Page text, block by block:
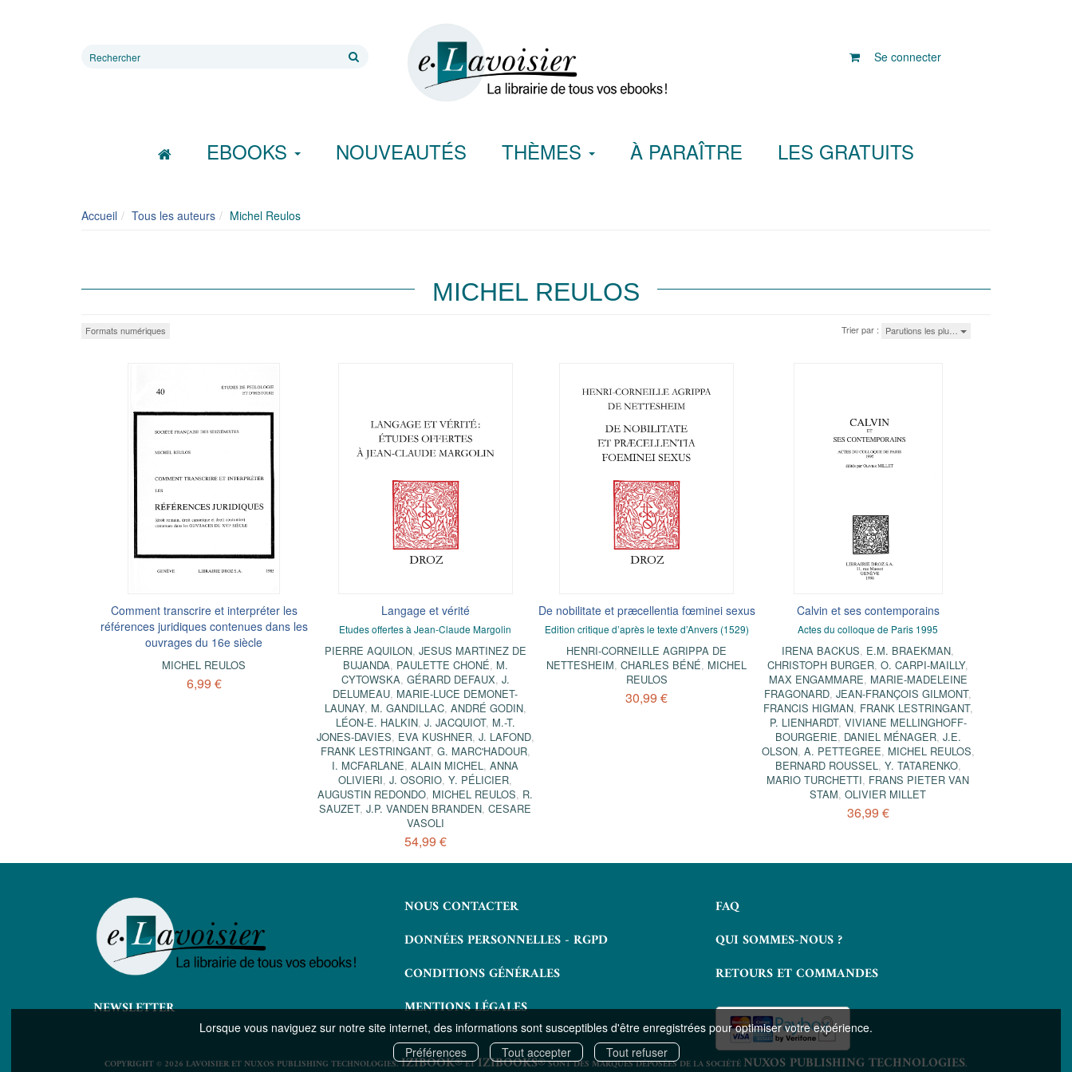
Lorsque vous naviguez sur notre site internet, des informations sont susceptibles d'être enregistrées pour optimiser votre expérience.
Préférences
Tout accepter Tout refuser
Rechercher
Se connecter
EBOOKS NOUVEAUTÉS THÈMES À PARAÎTRE LES GRATUITS
Accueil Tous les auteurs Michel Reulos
MICHEL REULOS
Formats numériques Trier par : Parutions les plu…
Comment transcrire et interpréter les
références juridiques contenues dans les
ouvrages du 16e siècle
MICHEL REULOS
6,99 €
Langage et vérité
Etudes offertes à Jean-Claude Margolin
PIERRE AQUILON, JESUS MARTINEZ DE
BUJANDA, PAULETTE CHONÉ, M.
CYTOWSKA, GÉRARD DEFAUX, J.
DELUMEAU, MARIE-LUCE DEMONET-
LAUNAY, M. GANDILLAC, ANDRÉ GODIN,
LÉON-E. HALKIN, J. JACQUIOT, M.-T.
JONES-DAVIES, EVA KUSHNER, J. LAFOND,
FRANK LESTRINGANT, G. MARC'HADOUR,
I. MCFARLANE,ALAIN MICHEL ,ANNA
OLIVIERI,J. OSORIO,Y. PÉLICIER,
AUGUSTIN REDONDO, MICHEL REULOS, R.
SAUZET,J.P. VANDEN BRANDEN,CESARE
VASOLI
54,99 €
De nobilitate et præcellentia fœminei sexus
Edition critique d’après le texte d’Anvers (1529)
HENRI-CORNEILLE AGRIPPA DE
NETTESHEIM,CHARLES BÉNÉ, MICHEL
REULOS
30,99 €
Calvin et ses contemporains
Actes du colloque de Paris 1995
IRENA BACKUS, E.M. BRAEKMAN,
CHRISTOPH BURGER,O. CARPI-MAILLY,
MAX ENGAMMARE, MARIE-MADELEINE
FRAGONARD,JEAN-FRANÇOIS GILMONT,
FRANCIS HIGMAN, FRANK LESTRINGANT,
P. LIENHARDT, VIVIANE MELLINGHOFF-
BOURGERIE, DANIEL MÉNAGER, J.E.
OLSON, A. PETTEGREE, MICHEL REULOS,
BERNARD ROUSSEL , Y. TATARENKO,
MARIO TURCHETTI, FRANS PIETER VAN
STAM,OLIVIER MILLET
36,99 €
NEWSLETTER
NOUS CONTACTER
DONNÉES PERSONNELLES - RGPD
CONDITIONS GÉNÉRALES
MENTIONS LÉGALES
FAQ
QUI SOMMES-NOUS ?
RETOURS ET COMMANDES
COPYRIGHT © 2026 LAVOISIER ET NUXOS PUBLISHING TECHNOLOGIES.IZIBOOK®ETIZIBOOKS®SONT DES MARQUES DÉPOSÉES DE LA SOCIÉTÉ NUXOS PUBLISHING TECHNOLOGIES.